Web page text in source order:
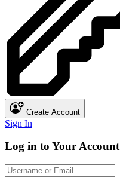
Create Account
Sign In
Log in to Your Account